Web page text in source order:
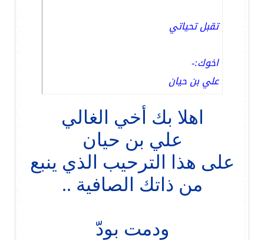
تقبل تحياتي
اخوك:-
علي بن حيان
اهلا بك أخي الغالي
علي بن حيان
على هذا الترحيب الذي ينبع
من ذاتك الصافية ..
ودمت بودّ